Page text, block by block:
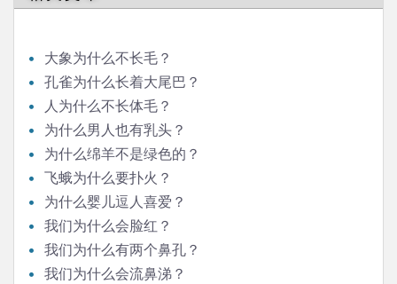
航
大象为什么不长毛？
孔雀为什么长着大尾巴？
人为什么不长体毛？
为什么男人也有乳头？
为什么绵羊不是绿色的？
飞蛾为什么要扑火？
为什么婴儿逗人喜爱？
我们为什么会脸红？
我们为什么有两个鼻孔？
我们为什么会流鼻涕？